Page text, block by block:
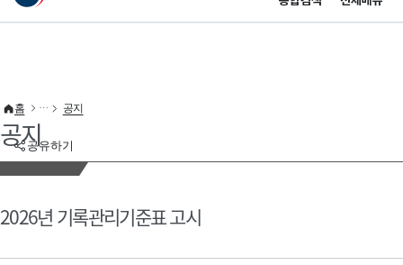
이 누리집은 대한민국 공식 전자정부 누리집입니다.
공유하기
홈 공지
공지
2026년 기록관리기준표 고시